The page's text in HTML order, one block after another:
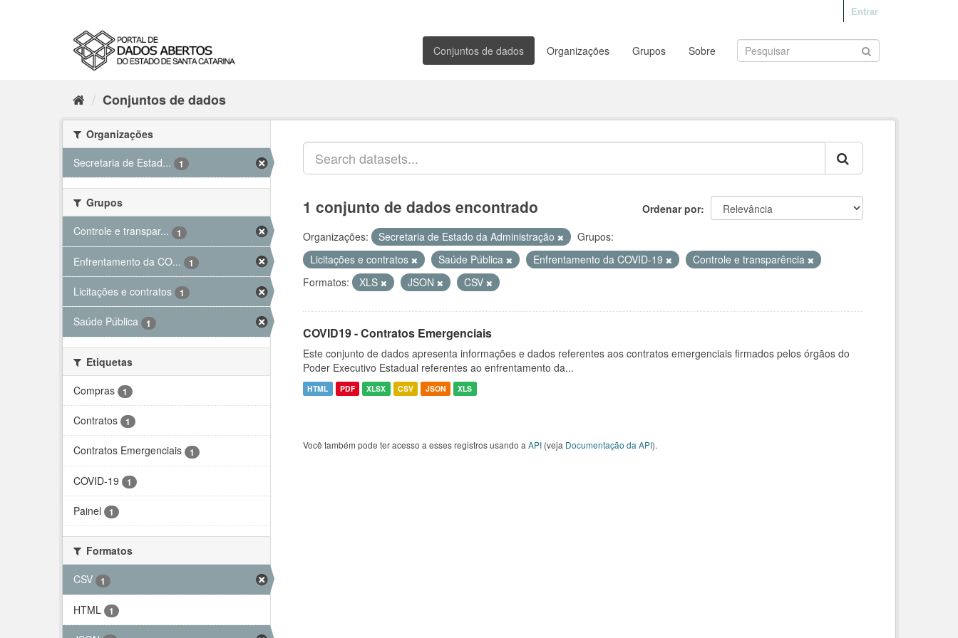
Entrar
Conjuntos de dados Organizações Grupos Sobre
Conjuntos de dados
Organizações
Secretaria de Estad...
1
Grupos
Controle e transpar...
1
Enfrentamento da CO... 1
Licitações e contratos 1
Saúde Pública 1
Etiquetas
Compras
1
Contratos 1
Contratos Emergenciais 1
COVID-19 1
Painel 1
Formatos
CSV
1
HTML 1
Ordenar por
1 conjunto de dados encontrado
Organizações: Secretaria de Estado da Administração
Grupos:
Licitações e contratos
Saúde Pública Enfrentamento da COVID-19
Controle e transparência
Formatos:
XLS JSON CSV
COVID19 - Contratos Emergenciais
Este conjunto de dados apresenta informações e dados referentes aos contratos emergenciais firmados pelos órgãos do
Poder Executivo Estadual referentes ao enfrentamento da...
HTML PDF XLSX CSV JSON XLS
Você também pode ter acesso a esses registros usando a API (veja Documentação da API).